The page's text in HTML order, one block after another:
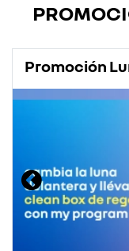
Promoción